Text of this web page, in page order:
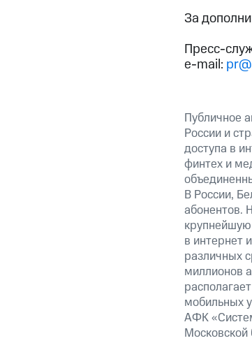
За
Пресс-
e-mail:
Публичное
России и
доступа в
финтех и
В России,
абонентов.
в интернет
различных
миллионов
мобильных
АФК